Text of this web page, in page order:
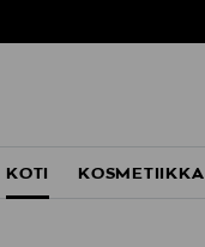
KOTI KOSMETIIKKA